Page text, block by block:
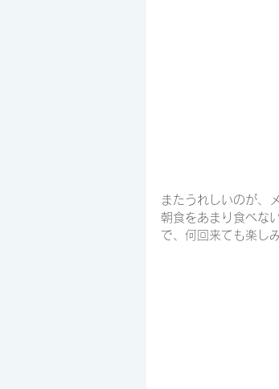
またうれしいのが、
朝食をあまり食べな
で、何回来ても楽し